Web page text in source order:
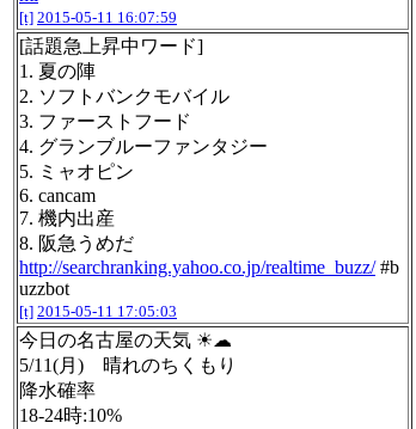
[t] 2015-05-11 16:07:59
[話題急上昇中ワード]
1. 夏の陣
2. ソフトバンクモバイル
3. ファーストフード
4. グランブルーファンタジー
5. ミャオピン
6. cancam
7. 機内出産
8. 阪急うめだ
http://searchranking.yahoo.co.jp/realtime_buzz/#b
uzzbot
[t] 2015-05-11 17:05:03
今日の名古屋の天気 ☀☁
5/11(月) 晴れのちくもり
降水確率
18-24時:10%